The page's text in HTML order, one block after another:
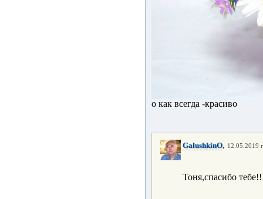
о как всегда -красиво
GalushkinO, 12.05.2019
Тоня,спасибо